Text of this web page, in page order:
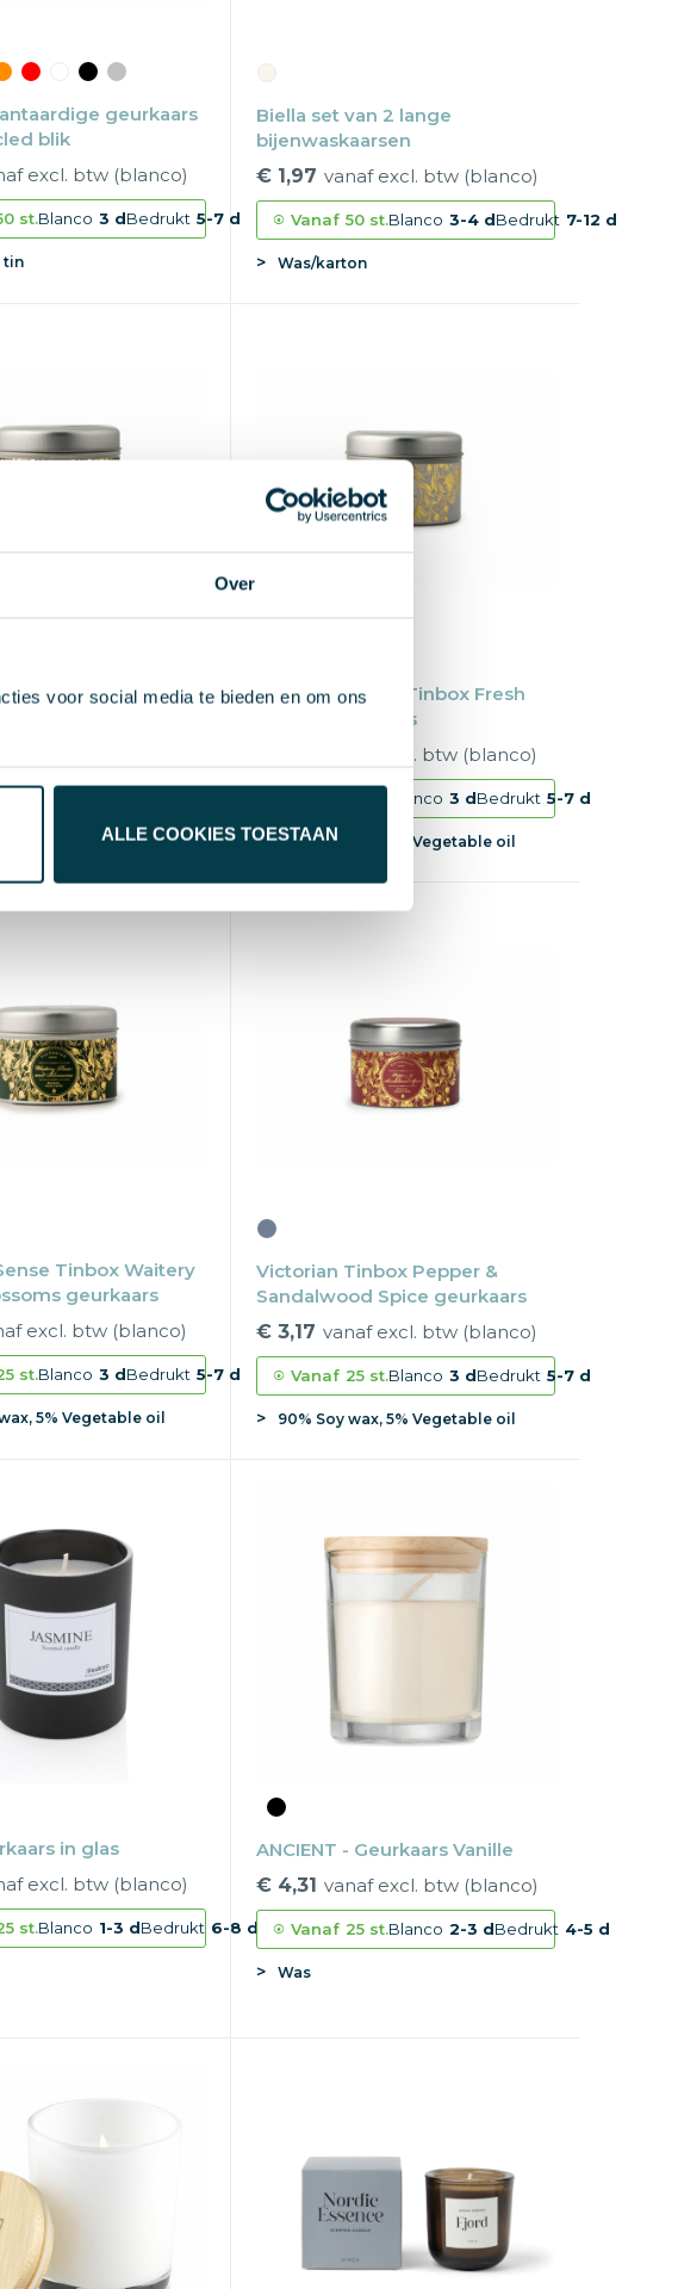
Over
voor social media te bieden en om ons
ALLE COOKIES TOESTAAN
geurkaars
blik
excl. btw (blanco)
st.Blanco 3 dBedrukt 5-7 d
tin
Biella set van 2 lange
bijenwaskaarsen
€ 1,97 vanaf excl. btw (blanco)
Vanaf 50 st.Blanco 3-4 dBedrukt 7-12 d
Was/karton
Tinbox Black
wax, 5% Vegetable oil
Victorian Sense Tinbox Fresh
Cotton geurkaars
vanaf excl. btw (blanco)
Blanco 3 dBedrukt 5-7 d
90% Soy wax, 5% Vegetable oil
Tinbox Waitery
geurkaars
excl. btw (blanco)
st.Blanco 3 dBedrukt 5-7 d
5% Vegetable oil
Victorian Tinbox Pepper &
Sandalwood Spice geurkaars
€ 3,17 vanaf excl. btw (blanco)
Vanaf 25 st.Blanco 3 dBedrukt 5-7 d
90% Soy wax, 5% Vegetable oil
in glas
excl. btw (blanco)
st.Blanco 1-3 dBedrukt 6-8 d
ANCIENT - Geurkaars Vanille
€ 4,31 vanaf excl. btw (blanco)
Vanaf 25 st.Blanco 2-3 dBedrukt 4-5 d
Was